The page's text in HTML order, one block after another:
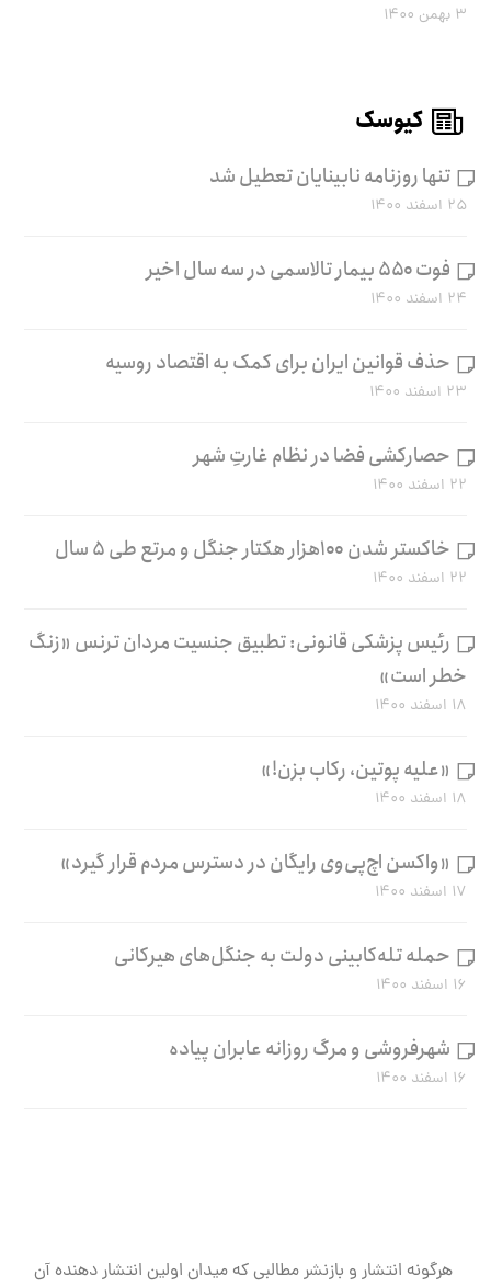
۳ بهمن ۱۴۰۰
کیوسک
تنها روزنامه نابینایان تعطیل شد
۲۵ اسفند ۱۴۰۰
فوت ۵۵۰ بیمار تالاسمی در سه سال اخیر
۲۴ اسفند ۱۴۰۰
حذف قوانین ایران برای کمک به اقتصاد روسیه
۲۳ اسفند ۱۴۰۰
حصارکشی فضا در نظام غارتِ شهر
۲۲ اسفند ۱۴۰۰
خاکستر شدن ۱۰۰هزار هکتار جنگل و مرتع طی ۵ سال
۲۲ اسفند ۱۴۰۰
رئیس پزشکی قانونی: تطبیق جنسیت مردان ترنس «زنگ
خطر است»
۱۸ اسفند ۱۴۰۰
«علیه پوتین، رکاب بزن!»
۱۸ اسفند ۱۴۰۰
«واکسن اچ‌پی‌وی رایگان در دسترس مردم قرار گیرد»
۱۷ اسفند ۱۴۰۰
حمله تله‌کابینی دولت به جنگل‌های هیرکانی
۱۶ اسفند ۱۴۰۰
شهرفروشی و مرگ روزانه عابران پیاده
۱۶ اسفند ۱۴۰۰
هرگونه انتشار و بازنشر مطالبی که میدان اولین انتشار دهنده آن